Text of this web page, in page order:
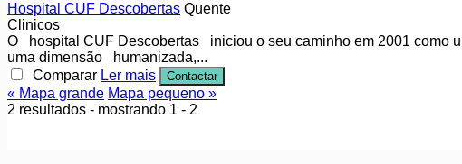
Hospital CUF Descobertas Quente
Clinicos
O hospital CUF Descobertas iniciou o seu caminho em 2001 como
uma dimensão humanizada,...
Comparar Ler mais Contactar
« Mapa grande Mapa pequeno »
2 resultados - mostrando 1 - 2